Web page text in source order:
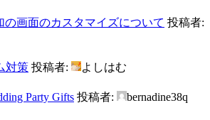
の画面のカスタマイズについて 投稿者:
対策 投稿者:
よしはむ
Party Gifts 投稿者:
bernadine38q